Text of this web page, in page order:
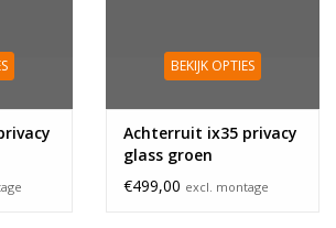
BEKIJK OPTIES
Achterruit ix35 privacy
glass groen
€499,00 excl. montage